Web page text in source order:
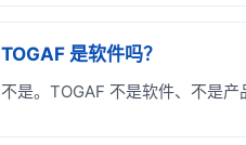
TOGAF 是软件吗？
不是。TOGAF 不是软件、不是